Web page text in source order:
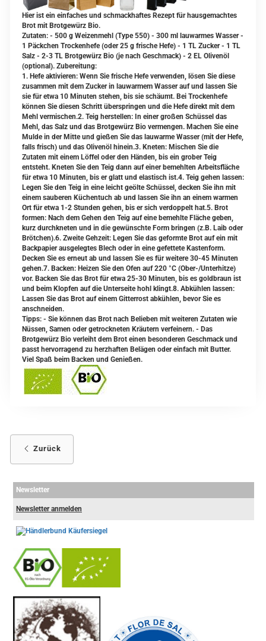
Hier ist ein einfaches und schmackhaftes Rezept für hausgemachtes
Brot mit Brotgewürz Bio.
Zutaten: - 500 g Weizenmehl (Type 550) - 300 ml lauwarmes Wasser -
1 Päckchen Trockenhefe (oder 25 g frische Hefe) - 1 TL Zucker - 1 TL
Salz - 2-3 TL Brotgewürz Bio (je nach Geschmack) - 2 EL Olivenöl
(optional). Zubereitung:
1. Hefe aktivieren: Wenn Sie frische Hefe verwenden, lösen Sie diese
zusammen mit dem Zucker in lauwarmem Wasser auf und lassen Sie
sie für etwa 10 Minuten stehen, bis sie schäumt. Bei Trockenhefe
können Sie diesen Schritt überspringen und die Hefe direkt mit dem
Mehl vermischen.2. Teig herstellen: In einer großen Schüssel das
Mehl, das Salz und das Brotgewürz Bio vermengen. Machen Sie eine
Mulde in der Mitte und gießen Sie das lauwarme Wasser (mit der Hefe,
falls frisch) und das Olivenöl hinein.3. Kneten: Mischen Sie die
Zutaten mit einem Löffel oder den Händen, bis ein grober Teig
entsteht. Kneten Sie den Teig dann auf einer bemehlten Arbeitsfläche
für etwa 10 Minuten, bis er glatt und elastisch ist.4. Teig gehen lassen:
Legen Sie den Teig in eine leicht geölte Schüssel, decken Sie ihn mit
einem sauberen Küchentuch ab und lassen Sie ihn an einem warmen
Ort für etwa 1-2 Stunden gehen, bis er sich verdoppelt hat.5. Brot
formen: Nach dem Gehen den Teig auf eine bemehlte Fläche geben,
kurz durchkneten und in die gewünschte Form bringen (z.B. Laib oder
Brötchen).6. Zweite Gehzeit: Legen Sie das geformte Brot auf ein mit
Backpapier ausgelegtes Blech oder in eine gefettete Kastenform.
Decken Sie es erneut ab und lassen Sie es für weitere 30-45 Minuten
gehen.7. Backen: Heizen Sie den Ofen auf 220 °C (Ober-/Unterhitze)
vor. Backen Sie das Brot für etwa 25-30 Minuten, bis es goldbraun ist
und beim Klopfen auf die Unterseite hohl klingt.8. Abkühlen lassen:
Lassen Sie das Brot auf einem Gitterrost abkühlen, bevor Sie es
anschneiden.
Tipps: - Sie können das Brot nach Belieben mit weiteren Zutaten wie
Nüssen, Samen oder getrockneten Kräutern verfeinern. - Das
Brotgewürz Bio verleiht dem Brot einen besonderen Geschmack und
passt hervorragend zu herzhaften Belägen oder einfach mit Butter.
Viel Spaß beim Backen und Genießen.
Zurück
Newsletter
Newsletter anmelden